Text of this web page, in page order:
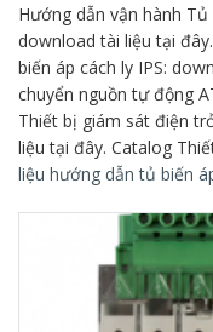
Hướng dẫn vận hành
download tài liệu tại
biến áp cách ly IPS:
chuyển nguồn tự động
Thiết bị giám sát điện
liệu tại đây. Catalog
liệu hướng dẫn tủ biến